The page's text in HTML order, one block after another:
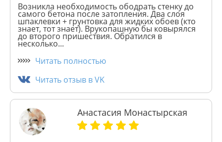
Возникла необходимость ободрать стенку до
самого бетона после затопления. Два слоя
шпаклевки + грунтовка для жидких обоев (кто
знает, тот знает). Врукопашную бы ковырялся
до второго пришествия. Обратился в
несколько...
Читать полностью
Читать отзыв в VK
Анастасия Монастырская